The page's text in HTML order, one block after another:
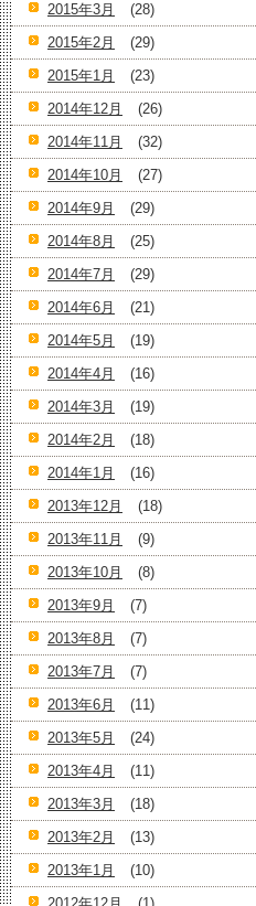
2015年3月
(28)
2015年2月
(29)
2015年1月
(23)
2014年12月
(26)
2014年11月
(32)
2014年10月
(27)
2014年9月
(29)
2014年8月
(25)
2014年7月
(29)
2014年6月
(21)
2014年5月
(19)
2014年4月
(16)
2014年3月
(19)
2014年2月
(18)
2014年1月
(16)
2013年12月
(18)
2013年11月
(9)
2013年10月
(8)
2013年9月
(7)
2013年8月
(7)
2013年7月
(7)
2013年6月
(11)
2013年5月
(24)
2013年4月
(11)
2013年3月
(18)
2013年2月
(13)
2013年1月
(10)